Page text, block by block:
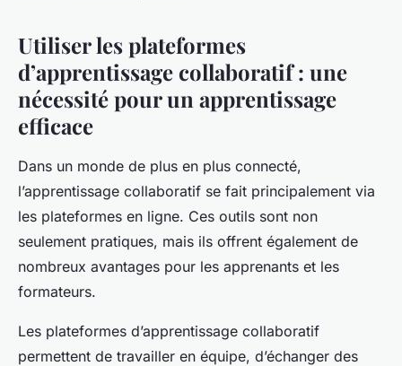
Utiliser les plateformes
d’apprentissage collaboratif : une
nécessité pour un apprentissage
efficace
Dans un monde de plus en plus connecté,
l’apprentissage collaboratif se fait principalement via
les plateformes en ligne. Ces outils sont non
seulement pratiques, mais ils offrent également de
nombreux avantages pour les apprenants et les
formateurs.
Les plateformes d’apprentissage collaboratif
permettent de travailler en équipe, d’échanger des